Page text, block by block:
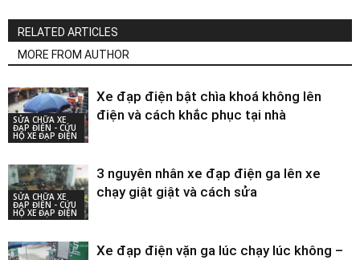
RELATED ARTICLES
MORE FROM AUTHOR
SỬA CHỮA XE
ĐẠP ĐIỆN - CỨU
HỘ XE ĐẠP ĐIỆN
Xe đạp điện bật chìa khoá không lên
điện và cách khắc phục tại nhà
SỬA CHỮA XE
ĐẠP ĐIỆN - CỨU
HỘ XE ĐẠP ĐIỆN
3 nguyên nhân xe đạp điện ga lên xe
chạy giật giật và cách sửa
Xe đạp điện vặn ga lúc chạy lúc không –